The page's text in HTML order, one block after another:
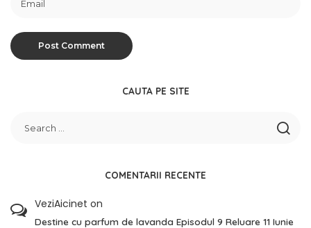
CAUTA PE SITE
COMENTARII RECENTE
VeziAicinet on
Destine cu parfum de lavanda Episodul 9 Reluare 11 Iunie